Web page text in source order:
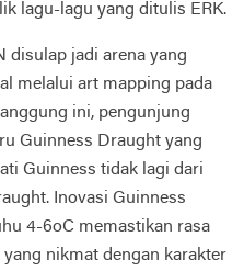
lagu-lagu yang ditulis ERK.
disulap jadi arena yang
melalui art mapping pada
ini, pengunjung
Guinness Draught yang
Guinness tidak lagi dari
Inovasi Guinness
4-6oC memastikan rasa
nikmat dengan karakter